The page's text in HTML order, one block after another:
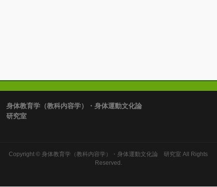
身体教育学（教科内容学）・身体運動文化論
研究室
Copyright © 身体教育学（教科内容学）・身体運動文化論 研究室 All Rights
Reserved.